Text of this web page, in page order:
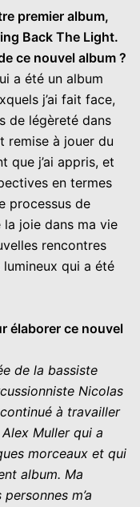
premier album,
Back The Light.
ce nouvel album ?
a été un album
j’ai fait face,
de légèreté dans
remise à jouer du
que j’ai appris, et
en termes
processus de
joie dans ma vie
rencontres
lumineux qui a été
élaborer ce nouvel
de la bassiste
Nicolas
à travailler
Muller qui a
morceaux et qui
album. Ma
m’a